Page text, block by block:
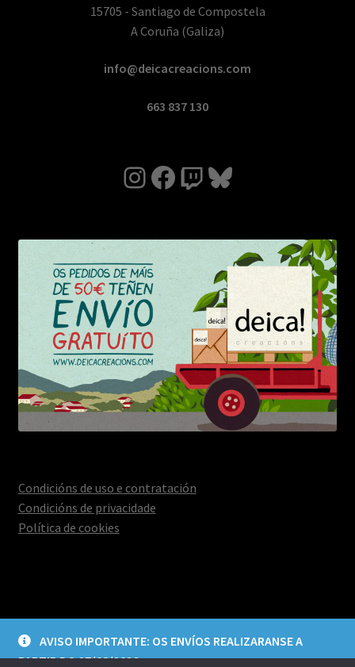
AVISO IMPORTANTE: OS ENVÍOS REALIZARANSE A
PARTIR DO 27/08/2026
15705 - Santiago de Compostela
A Coruña (Galiza)
info@deicacreacions.com
663 837 130
Instagram
Facebook
TwitchBluesky
Condicións de uso e contratación
Condicións de privacidade
Política de cookies
Aviso legal e política de privacidade
Construído con